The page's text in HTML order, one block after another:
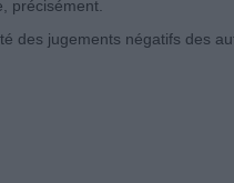
précisément.
des jugements négatifs des